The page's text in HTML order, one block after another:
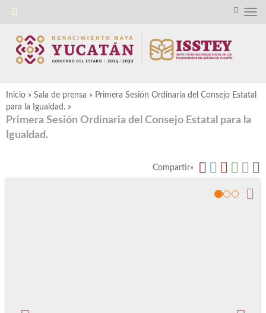
Inicio » Sala de prensa » Primera Sesión Ordinaria del Consejo Estatal
para la Igualdad. »
Primera Sesión Ordinaria del Consejo Estatal para la
Igualdad.
Compartir»